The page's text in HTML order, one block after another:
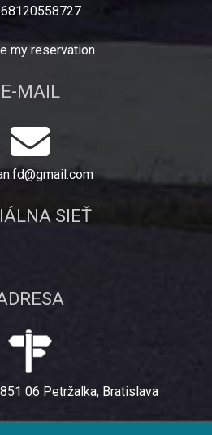
my reservation
E-MAIL
SIEŤ
06 Petržalka, Bratislava